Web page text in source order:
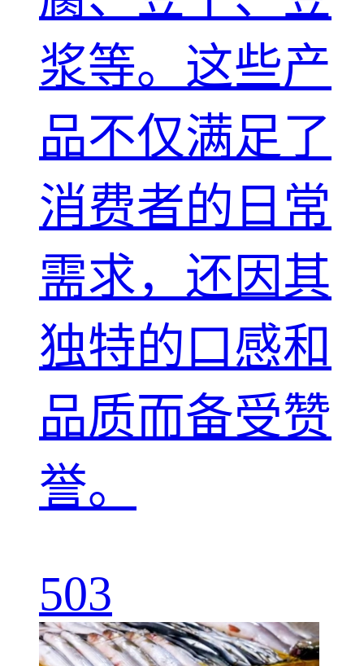
浆等。这些产
品不仅满足了
消费者的日常
需求，还因其
独特的口感和
品质而备受赞
誉。
503